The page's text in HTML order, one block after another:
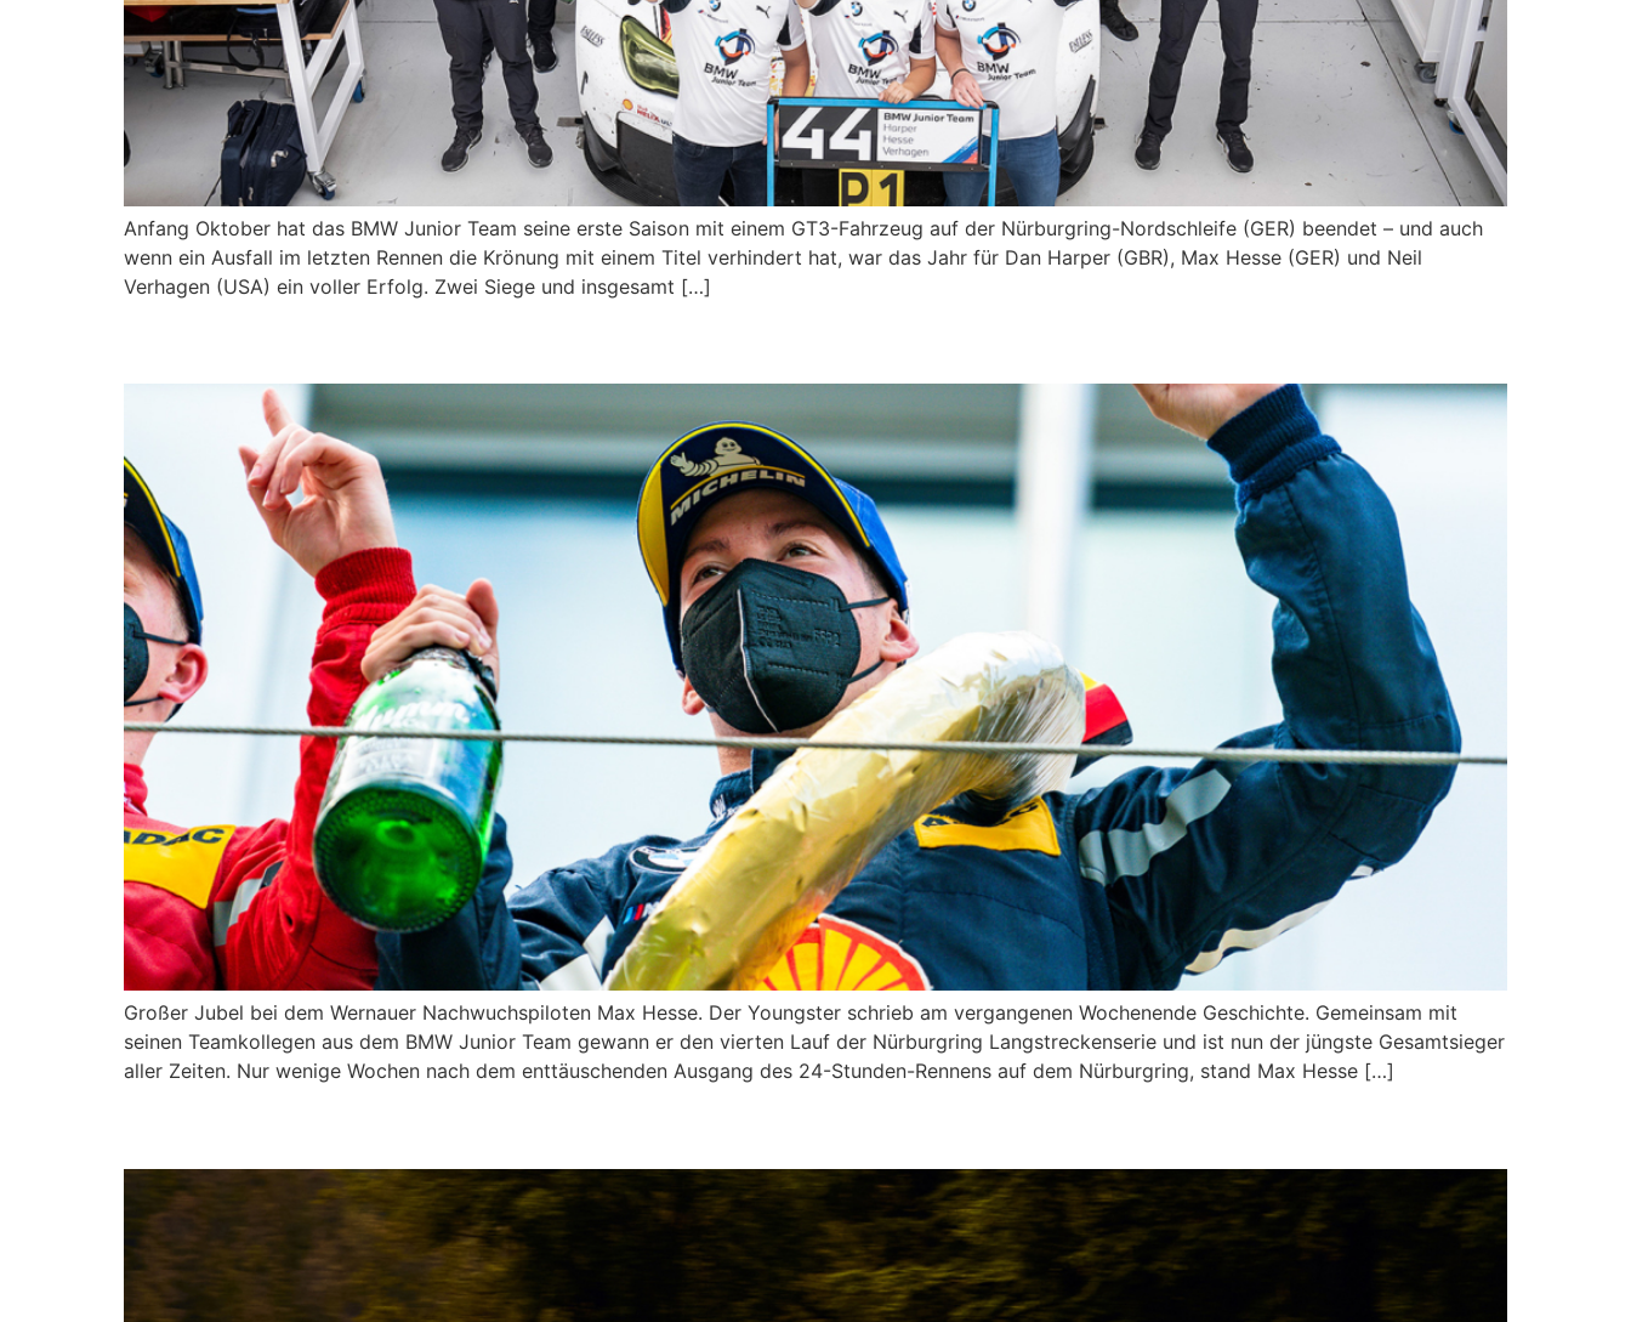
Anfang Oktober hat das BMW Junior Team seine erste Saison mit einem GT3-Fahrzeug auf der Nürburgring-Nordschleife (GER) beendet – und auch
wenn ein Ausfall im letzten Rennen die Krönung mit einem Titel verhindert hat, war das Jahr für Dan Harper (GBR), Max Hesse (GER) und Neil
Verhagen (USA) ein voller Erfolg. Zwei Siege und insgesamt […]
Großer Jubel bei dem Wernauer Nachwuchspiloten Max Hesse. Der Youngster schrieb am vergangenen Wochenende Geschichte. Gemeinsam mit
seinen Teamkollegen aus dem BMW Junior Team gewann er den vierten Lauf der Nürburgring Langstreckenserie und ist nun der jüngste Gesamtsieger
aller Zeiten. Nur wenige Wochen nach dem enttäuschenden Ausgang des 24-Stunden-Rennens auf dem Nürburgring, stand Max Hesse […]